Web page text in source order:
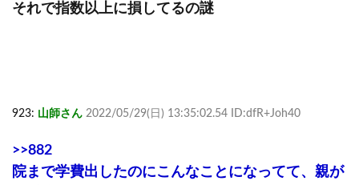
それで指数以上に損してるの謎
923: 山師さん 2022/05/29(日) 13:35:02.54 ID:dfR+Joh40
>>882
院まで学費出したのにこんなことになってて、親が